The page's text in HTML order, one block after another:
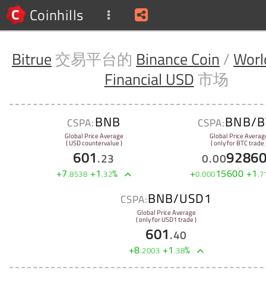
Coinhills
Bitrue 交易平台的 Binance Coin /
Financial USD市场
CSPA:BNB
Global Price Average
( USD countervalue )
601.23
+7.8538 +1.32%
CSPA:BNB/
Global Price
( only for BTC trade
0.00
+0.00015600 +1.
CSPA:BNB/USD1
Global Price Average
( only for USD1 trade )
601.40
+8.2003 +1.38%